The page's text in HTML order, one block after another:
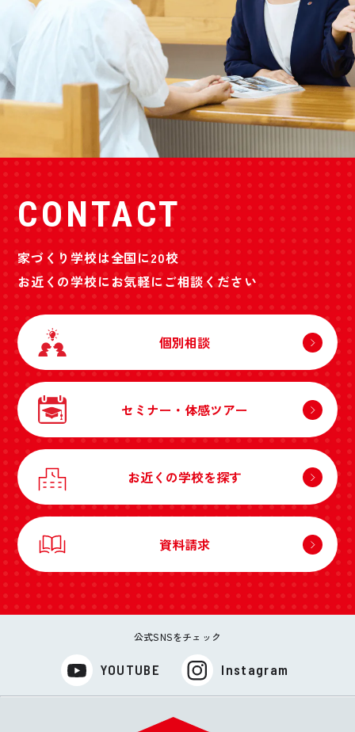
CONTACT
家づくり学校は全国に20校
お近くの学校にお気軽にご相談ください
個別相談
セミナー・体感ツアー
お近くの学校を探す
資料請求
公式SNSをチェック
YOUTUBE Instagram